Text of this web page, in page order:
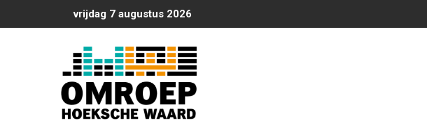
naar
vrijdag 7 augustus 2026